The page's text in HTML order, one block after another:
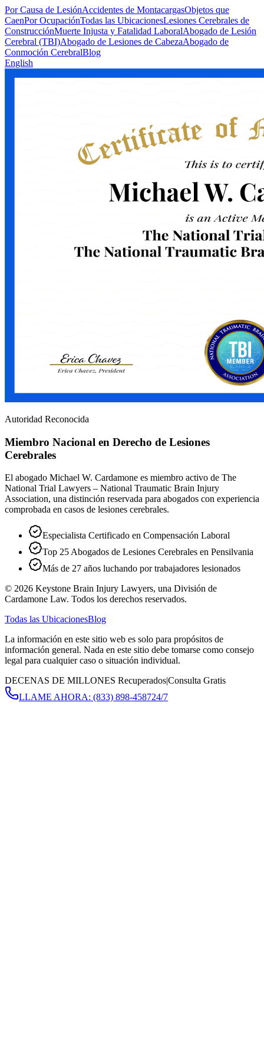
Por Causa de LesiónAccidentes de MontacargasObjetos que
CaenPor OcupaciónTodas las UbicacionesLesiones Cerebrales de
ConstrucciónMuerte Injusta y Fatalidad LaboralAbogado de Lesión
Cerebral (TBI)Abogado de Lesiones de CabezaAbogado de
Conmoción CerebralBlog
English
Autoridad Reconocida
Miembro Nacional en Derecho de Lesiones
Cerebrales
El abogado Michael W. Cardamone es miembro activo de The
National Trial Lawyers – National Traumatic Brain Injury
Association, una distinción reservada para abogados con experiencia
comprobada en casos de lesiones cerebrales.
Especialista Certificado en Compensación Laboral
Top 25 Abogados de Lesiones Cerebrales en Pensilvania
Más de 27 años luchando por trabajadores lesionados
© 2026 Keystone Brain Injury Lawyers, una División de
Cardamone Law. Todos los derechos reservados.
Todas las UbicacionesBlog
La información en este sitio web es solo para propósitos de
información general. Nada en este sitio debe tomarse como consejo
legal para cualquier caso o situación individual.
DECENAS DE MILLONES Recuperados|Consulta Gratis
LLAME AHORA: (833) 898-458724/7